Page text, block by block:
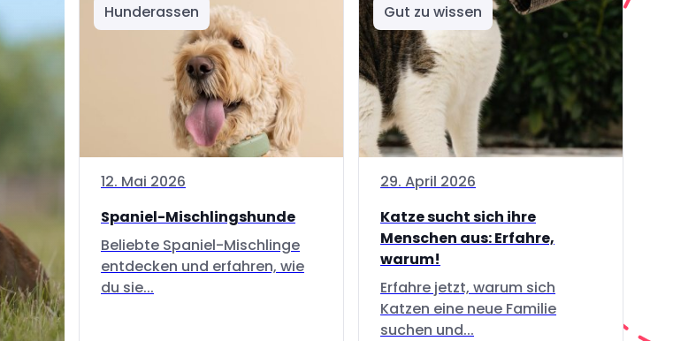
Hunderassen
12. Mai 2026
Spaniel-Mischlingshunde
Beliebte Spaniel-Mischlinge
entdecken und erfahren, wie
du sie...
Gut zu wissen
29. April 2026
Katze sucht sich ihre
Menschen aus: Erfahre,
warum!
Erfahre jetzt, warum sich
Katzen eine neue Familie
suchen und...